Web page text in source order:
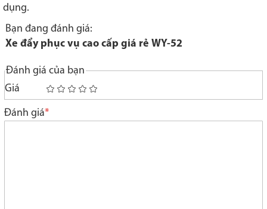
dụng.
Bạn đang đánh giá:
Xe đẩy phục vụ cao cấp giá rẻ WY-52
Đánh giá của bạn
Giá
1
star
2
stars
3
stars
4
stars
5
stars
Đánh giá